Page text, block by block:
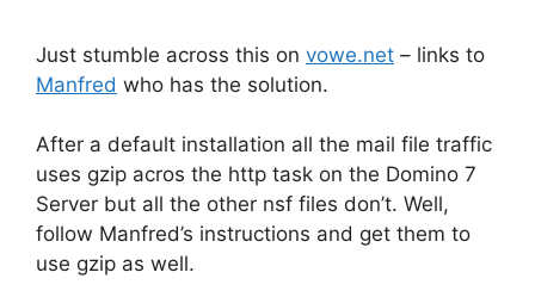
Just stumble across this on vowe.net – links to
Manfred who has the solution.
After a default installation all the mail file traffic
uses gzip acros the http task on the Domino 7
Server but all the other nsf files don’t. Well,
follow Manfred’s instructions and get them to
use gzip as well.